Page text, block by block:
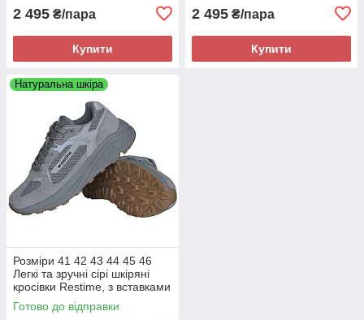
2 495 ₴/пара
Купити
2 495 ₴/пара
Купити
Натуральна шкіра
Розміри 41 42 43 44 45 46
Легкі та зручні сірі шкіряні
кросівки Restime, з вставками
з сітки, літо осінь, на підошві з
піни
Готово до відправки